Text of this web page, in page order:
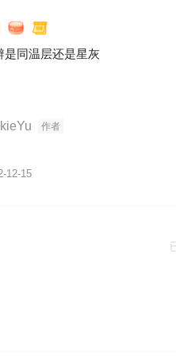
是同温层还是星灰
作者
12-15